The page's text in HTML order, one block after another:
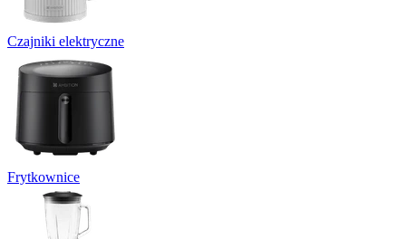
Czajniki elektryczne
Frytkownice